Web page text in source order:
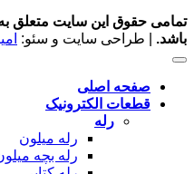
تمامی حقوق این سایت متعلق
باشد. | طراحی سایت و سئو:
صفحه اصلی
قطعات الکترونیک
رله
رله میلون
رله بچه